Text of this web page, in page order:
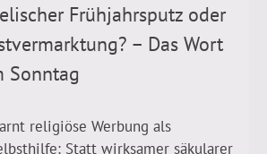
Frühjahrsputz oder
– Das Wort
Sonntag
religiöse Werbung als
Statt wirksamer säkularer